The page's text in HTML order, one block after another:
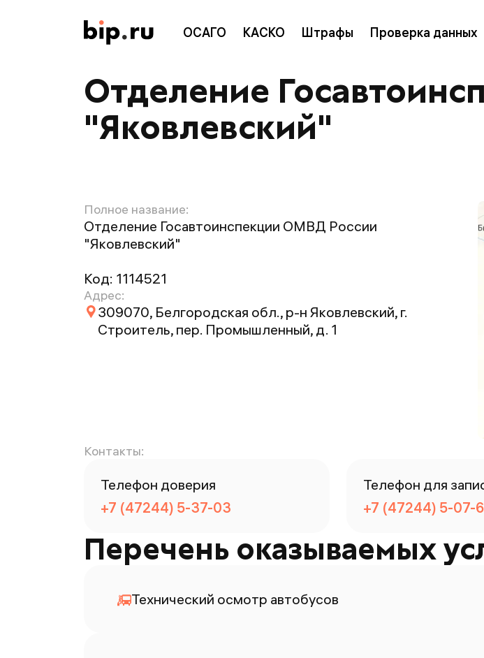
ОСАГО КАСКО Штрафы Проверка данных
Отделение
"Яковлевский"
Полное название:
Отделение Госавтоинспекции ОМВД России
"Яковлевский"
Код: 1114521
Адрес:
309070, Белгородская обл., р-н Яковлевский, г.
Строитель, пер. Промышленный, д. 1
Контакты:
Телефон доверия
+7 (47244) 5-37-03
Телефон для
+7 (47244) 5-07-
Перечень оказываемых
Технический осмотр автобусов